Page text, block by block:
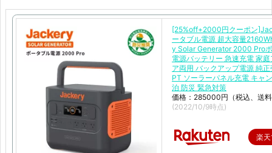
[25%off+2000円クーポン
ータブル電源 超大容量
y Solar Generator 2000 Pro
電源バッテリー 急速充電 家
ア両用 バックアップ電源 純
PT ソーラーパネル充電 キャ
泊 防災 緊急対策
価格：285000円（税込、送
(2022/10/9時点)
楽